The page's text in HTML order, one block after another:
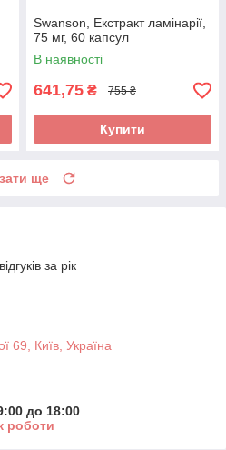
Swanson, Екстракт ламінарії,
75 мг, 60 капсул
В наявності
641,75 ₴ 755 ₴
Купити
ще
за рік
69, Київ, Україна
до 18:00
роботи